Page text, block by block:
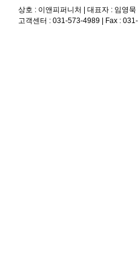
상호 : 이앤피퍼니처 | 대표자 : 임영
고객센터 : 031-573-4989 | Fax :